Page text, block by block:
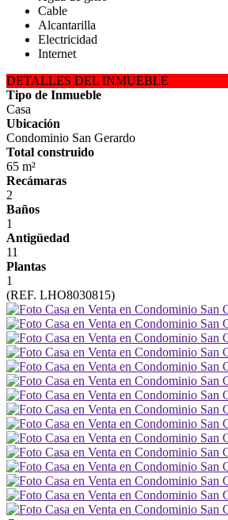
Cable
Alcantarilla
Electricidad
Internet
DETALLES DEL INMUEBLE
Tipo de Inmueble
Casa
Ubicación
Condominio San Gerardo
Total construido
65 m²
Recámaras
2
Baños
1
Antigüedad
11
Plantas
1
(REF. LHO8030815)